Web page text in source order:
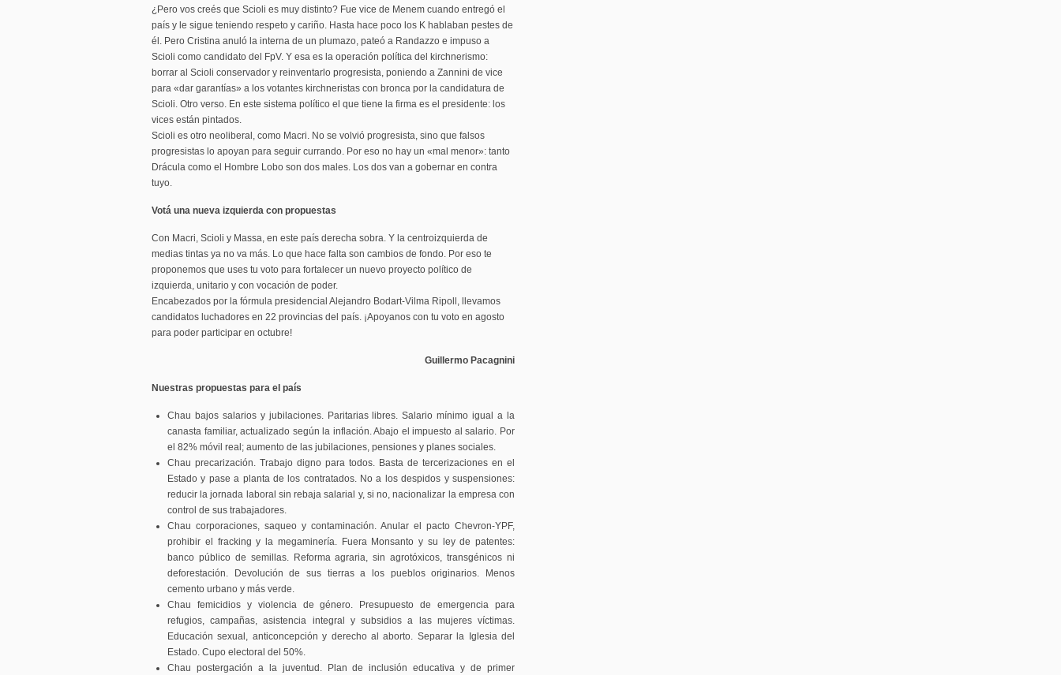
¿Pero vos creés que Scioli es muy distinto? Fue vice de Menem cuando entregó el
país y le sigue teniendo respeto y cariño. Hasta hace poco los K hablaban pestes de
él. Pero Cristina anuló la interna de un plumazo, pateó a Randazzo e impuso a
Scioli como candidato del FpV. Y esa es la operación política del kirchnerismo:
borrar al Scioli conservador y reinventarlo progresista, poniendo a Zannini de vice
para «dar garantías» a los votantes kirchneristas con bronca por la candidatura de
Scioli. Otro verso. En este sistema político el que tiene la firma es el presidente: los
vices están pintados.
Scioli es otro neoliberal, como Macri. No se volvió progresista, sino que falsos
progresistas lo apoyan para seguir currando. Por eso no hay un «mal menor»: tanto
Drácula como el Hombre Lobo son dos males. Los dos van a gobernar en contra
tuyo.
Votá una nueva izquierda con propuestas
Con Macri, Scioli y Massa, en este país derecha sobra. Y la centroizquierda de
medias tintas ya no va más. Lo que hace falta son cambios de fondo. Por eso te
proponemos que uses tu voto para fortalecer un nuevo proyecto político de
izquierda, unitario y con vocación de poder.
Encabezados por la fórmula presidencial Alejandro Bodart-Vilma Ripoll, llevamos
candidatos luchadores en 22 provincias del país. ¡Apoyanos con tu voto en agosto
para poder participar en octubre!
Guillermo Pacagnini
Nuestras propuestas para el país
Chau bajos salarios y jubilaciones. Paritarias libres. Salario mínimo igual a la
canasta familiar, actualizado según la inflación. Abajo el impuesto al salario. Por
el 82% móvil real; aumento de las jubilaciones, pensiones y planes sociales.
Chau precarización. Trabajo digno para todos. Basta de tercerizaciones en el
Estado y pase a planta de los contratados. No a los despidos y suspensiones:
reducir la jornada laboral sin rebaja salarial y, si no, nacionalizar la empresa con
control de sus trabajadores.
Chau corporaciones, saqueo y contaminación. Anular el pacto Chevron-YPF,
prohibir el fracking y la megaminería. Fuera Monsanto y su ley de patentes:
banco público de semillas. Reforma agraria, sin agrotóxicos, transgénicos ni
deforestación. Devolución de sus tierras a los pueblos originarios. Menos
cemento urbano y más verde.
Chau femicidios y violencia de género. Presupuesto de emergencia para
refugios, campañas, asistencia integral y subsidios a las mujeres víctimas.
Educación sexual, anticoncepción y derecho al aborto. Separar la Iglesia del
Estado. Cupo electoral del 50%.
Chau postergación a la juventud. Plan de inclusión educativa y de primer